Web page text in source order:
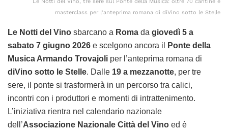
Le Notti del Vino, tre sere sul Ponte della Musica: oltre 70 cantine e
masterclass per l’anteprima romana di diVino sotto le Stelle
Le Notti del Vino sbarcano a Roma da giovedì 5 a
sabato 7 giugno 2026 e scelgono ancora il
Ponte della
Musica Armando Trovajoli per l’anteprima romana di
diVino sotto le Stelle. Dalle 19 a mezzanotte, per tre
sere, il ponte si trasformerà in un percorso tra calici,
incontri con i produttori e momenti di intrattenimento.
L’iniziativa rientra nel calendario nazionale
dell’Associazione Nazionale Città del Vino ed è